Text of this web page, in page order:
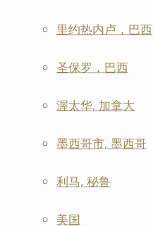
里约热内卢，巴西
圣保罗，巴西
渥太华, 加拿大
墨西哥市, 墨西哥
利马, 秘鲁
美国